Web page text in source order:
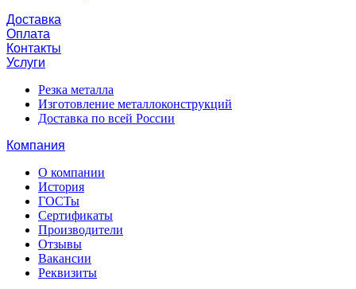
Доставка
Оплата
Контакты
Услуги
Резка металла
Изготовление металлоконструкций
Доставка по всей России
Компания
О компании
История
ГОСТы
Сертификаты
Производители
Отзывы
Вакансии
Реквизиты